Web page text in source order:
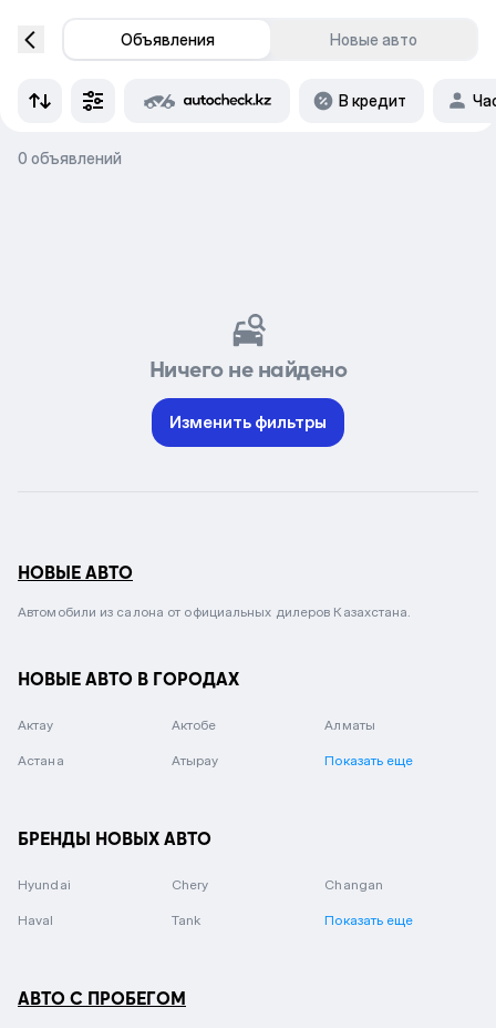
Объявления Новые авто
В кредит
0 объявлений
Ничего не найдено
Изменить фильтры
НОВЫЕ АВТО
Автомобили из салона от официальных дилеров Казахстана.
НОВЫЕ АВТО В ГОРОДАХ
Актау Актобе Алматы
Астана Атырау Показать еще
БРЕНДЫ НОВЫХ АВТО
Hyundai Chery Changan
Haval Tank Показать еще
АВТО С ПРОБЕГОМ